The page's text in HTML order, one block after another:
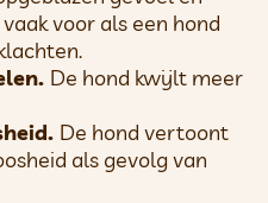
voor als een hond
De hond kwijlt meer
De hond vertoont
als gevolg van